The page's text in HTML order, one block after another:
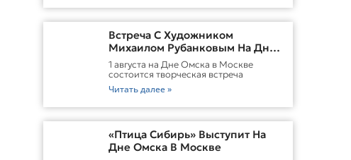
Встреча С Художником
Михаилом Рубанковым На Дне
Омска В Москве
1 августа на Дне Омска в Москве
состоится творческая встреча
Читать далее »
«Птица Сибирь» Выступит На
Дне Омска В Москве